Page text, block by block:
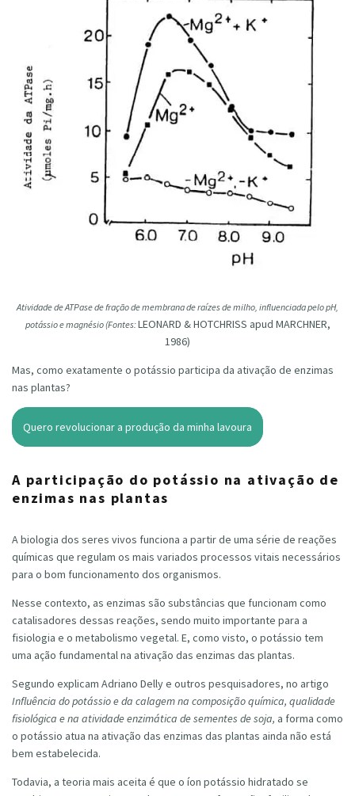
Atividade de ATPase de fração de membrana de raízes de milho, influenciada pelo pH,
potássio e magnésio (Fontes:LEONARD & HOTCHRISS apud MARCHNER,
1986)
Mas, como exatamente o potássio participa da ativação de enzimas
nas plantas?
Quero revolucionar a produção da minha lavoura
A participação do potássio na ativação de
enzimas nas plantas
A biologia dos seres vivos funciona a partir de uma série de reações
químicas que regulam os mais variados processos vitais necessários
para o bom funcionamento dos organismos.
Nesse contexto, as enzimas são substâncias que funcionam como
catalisadores dessas reações, sendo muito importante para a
fisiologia e o metabolismo vegetal. E, como visto, o potássio tem
uma ação fundamental na ativação das enzimas das plantas.
Segundo explicam Adriano Delly e outros pesquisadores, no artigo
Influência do potássio e da calagem na composição química, qualidade
fisiológica e na atividade enzimática de sementes de soja, a forma como
o potássio atua na ativação das enzimas das plantas ainda não está
bem estabelecida.
Todavia, a teoria mais aceita é que o íon potássio hidratado se